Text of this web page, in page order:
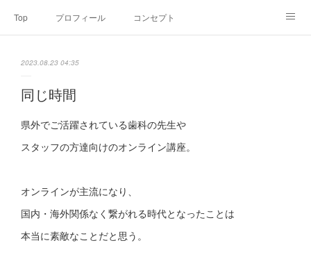
Top プロフィール コンセプト
SNS
2023.08.23 04:35
同じ時間
県外でご活躍されている歯科の先生や
スタッフの方達向けのオンライン講座。
オンラインが主流になり、
国内・海外関係なく繋がれる時代となったことは
本当に素敵なことだと思う。